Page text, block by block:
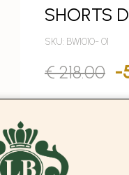
SHORTS
SKU: BW1010- 01
€ 218.00 -